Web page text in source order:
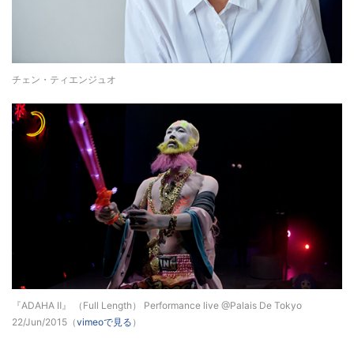
チェン・ティエンジュオ
『ADAHA Ⅱ』 （Full Length） Performance live @Palais De Tokyo
22/Jun/2015（vimeoで見る ）